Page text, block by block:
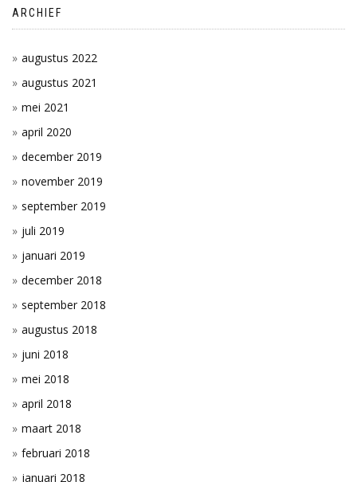
ARCHIEF
augustus 2022
augustus 2021
mei 2021
april 2020
december 2019
november 2019
september 2019
juli 2019
januari 2019
december 2018
september 2018
augustus 2018
juni 2018
mei 2018
april 2018
maart 2018
februari 2018
januari 2018